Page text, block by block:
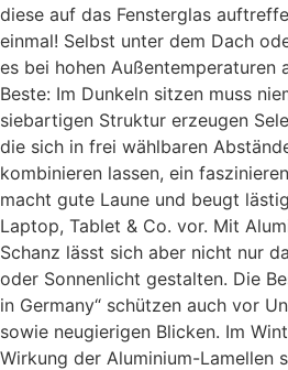
diese auf das Fensterglas
einmal! Selbst unter dem Dach
es bei hohen Außentemperaturen
Beste: Im Dunkeln sitzen muss
siebartigen Struktur erzeugen
die sich in frei wählbaren
kombinieren lassen, ein
macht gute Laune und beugt
Laptop, Tablet & Co. vor. Mit
Schanz lässt sich aber nicht nur
oder Sonnenlicht gestalten. Die
in Germany“ schützen auch vor
sowie neugierigen Blicken. Im
Wirkung der Aluminium-Lamellen